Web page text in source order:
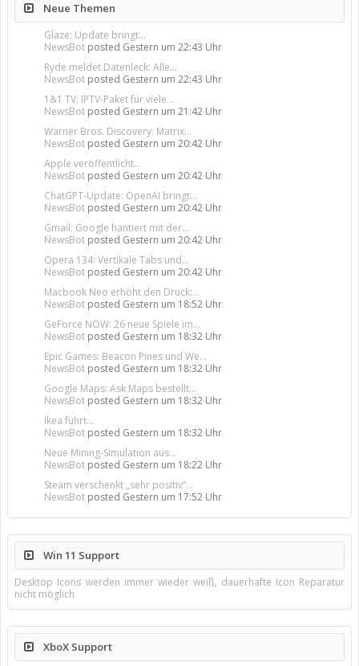
Neue Themen
Glaze: Update bringt...
NewsBot posted Gestern um 22:43 Uhr
Ryde meldet Datenleck: Alle...
NewsBot posted Gestern um 22:43 Uhr
1&1 TV: IPTV-Paket für viele...
NewsBot posted Gestern um 21:42 Uhr
Warner Bros. Discovery: Matrix...
NewsBot posted Gestern um 20:42 Uhr
Apple veröffentlicht...
NewsBot posted Gestern um 20:42 Uhr
ChatGPT-Update: OpenAI bringt...
NewsBot posted Gestern um 20:42 Uhr
Gmail: Google hantiert mit der...
NewsBot posted Gestern um 20:42 Uhr
Opera 134: Vertikale Tabs und...
NewsBot posted Gestern um 20:42 Uhr
Macbook Neo erhöht den Druck:...
NewsBot posted Gestern um 18:52 Uhr
GeForce NOW: 26 neue Spiele im...
NewsBot posted Gestern um 18:32 Uhr
Epic Games: Beacon Pines und We...
NewsBot posted Gestern um 18:32 Uhr
Google Maps: Ask Maps bestellt...
NewsBot posted Gestern um 18:32 Uhr
Ikea führt...
NewsBot posted Gestern um 18:32 Uhr
Neue Mining-Simulation aus...
NewsBot posted Gestern um 18:22 Uhr
Steam verschenkt „sehr positiv“...
NewsBot posted Gestern um 17:52 Uhr
Win 11 Support
Desktop Icons werden immer wieder weiß, dauerhafte Icon Reparatur
nicht möglich
XboX Support